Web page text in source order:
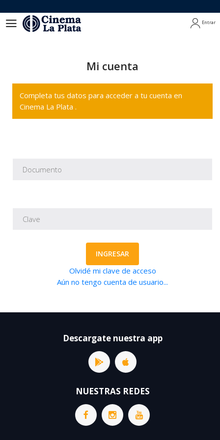
Entrar
Mi cuenta
Completa tus datos para acceder a tu cuenta en
Cinema La Plata .
INGRESAR
Olvidé mi clave de acceso
Aún no tengo cuenta de usuario...
Descargate nuestra app
NUESTRAS REDES